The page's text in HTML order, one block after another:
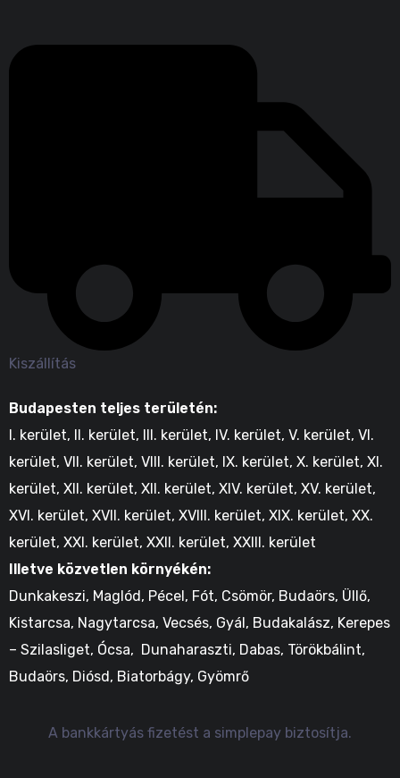
Kiszállítás
Budapesten teljes területén:
I. kerület, II. kerület, III. kerület, IV. kerület, V. kerület, VI.
kerület, VII. kerület, VIII. kerület, IX. kerület, X. kerület, XI.
kerület, XII. kerület, XII. kerület, XIV. kerület, XV. kerület,
XVI. kerület, XVII. kerület, XVIII. kerület, XIX. kerület, XX.
kerület, XXI. kerület, XXII. kerület, XXIII. kerület
Illetve közvetlen környékén:
Dunkakeszi, Maglód, Pécel, Fót, Csömör, Budaörs, Üllő,
Kistarcsa, Nagytarcsa, Vecsés, Gyál, Budakalász, Kerepes
– Szilasliget, Ócsa, Dunaharaszti, Dabas, Törökbálint,
Budaörs, Diósd, Biatorbágy, Gyömrő
A bankkártyás fizetést a simplepay biztosítja.